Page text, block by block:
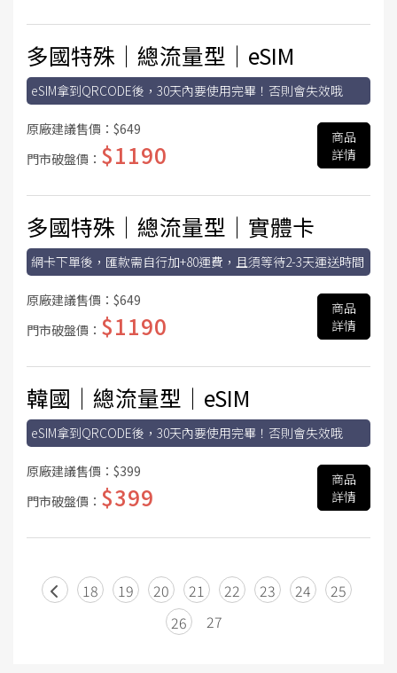
多國特殊│總流量型│eSIM
eSIM拿到QRCODE後，30天內要使用完畢！否則會失效哦
原廠建議售價： $649
門市破盤價： $1190
商品
詳情
多國特殊│總流量型│實體卡
網卡下單後，匯款需自行加+80運費，且須等待2-3天運送時間
原廠建議售價： $649
門市破盤價： $1190
商品
詳情
韓國│總流量型│eSIM
eSIM拿到QRCODE後，30天內要使用完畢！否則會失效哦
原廠建議售價： $399
門市破盤價： $399
商品
詳情
18 19 20 21 22 23 24
25
26
27